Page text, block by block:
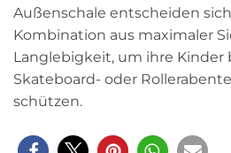
Außenschale entscheiden
Kombination aus maximaler
Langlebigkeit, um ihre Kinder
Skateboard- oder
schützen.